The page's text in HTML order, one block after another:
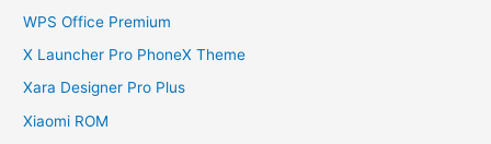
WPS Office Premium
X Launcher Pro PhoneX Theme
Xara Designer Pro Plus
Xiaomi ROM